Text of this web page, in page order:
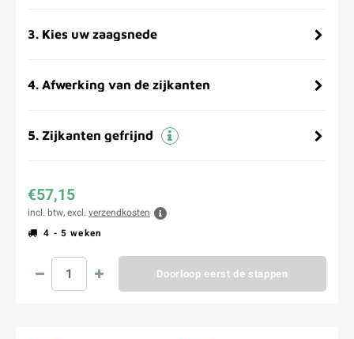
3. Kies uw zaagsnede
4. Afwerking van de zijkanten
5. Zijkanten gefrijnd
€57,15
incl. btw, excl. verzendkosten
4 - 5 weken
Doorloop eerst de stappen